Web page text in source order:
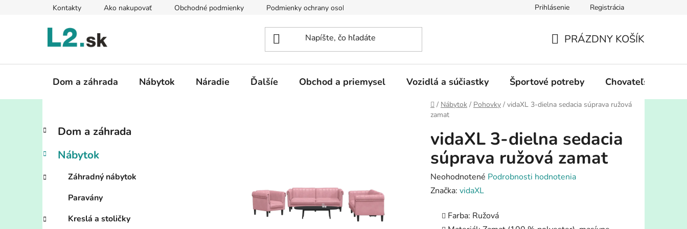
Kontakty Ako nakupovať Obchodné podmienky Podmienky ochrany osobných údajov Prihlásenie Registrácia
KOŠÍK
PRÁZDNY KOŠÍK
Dom a záhrada Nábytok Náradie Ďalšíe Obchod a priemysel Vozidlá a súčiastky Športové potreby Chovateľské
Domov
/ Nábytok / Pohovky / vidaXL 3-dielna sedacia súprava ružová
zamat
B
č
ý
n
Preskočiť
kategórie
K
a
e
ó
e
Dom a záhrada
Nábytok
Záhradný nábytok
Paravány
Kreslá a stoličky
vidaXL 3-dielna sedacia
súprava ružová zamat
Priemerné
hodnotenie
Neohodnotené Podrobnosti hodnotenia
Značka: vidaXL
Farba: Ružová